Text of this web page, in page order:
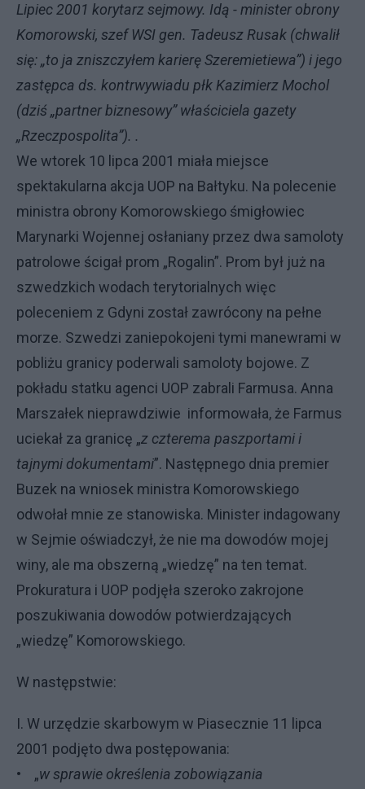
Lipiec 2001 korytarz sejmowy. Idą - minister obrony
Komorowski, szef WSI gen. Tadeusz Rusak (chwalił
się: „to ja zniszczyłem karierę Szeremietiewa”) i jego
zastępca ds. kontrwywiadu płk Kazimierz Mochol
(dziś „partner biznesowy” właściciela gazety
„Rzeczpospolita”). .
We wtorek 10 lipca 2001 miała miejsce
spektakularna akcja UOP na Bałtyku. Na polecenie
ministra obrony Komorowskiego śmigłowiec
Marynarki Wojennej osłaniany przez dwa samoloty
patrolowe ścigał prom „Rogalin”. Prom był już na
szwedzkich wodach terytorialnych więc
poleceniem z Gdyni został zawrócony na pełne
morze. Szwedzi zaniepokojeni tymi manewrami w
pobliżu granicy poderwali samoloty bojowe. Z
pokładu statku agenci UOP zabrali Farmusa. Anna
Marszałek nieprawdziwie informowała, że Farmus
uciekał za granicę „z czterema paszportami i
tajnymi dokumentami”. Następnego dnia premier
Buzek na wniosek ministra Komorowskiego
odwołał mnie ze stanowiska. Minister indagowany
w Sejmie oświadczył, że nie ma dowodów mojej
winy, ale ma obszerną „wiedzę” na ten temat.
Prokuratura i UOP podjęła szeroko zakrojone
poszukiwania dowodów potwierdzających
„wiedzę” Komorowskiego.
W następstwie:
I. W urzędzie skarbowym w Piasecznie 11 lipca
2001 podjęto dwa postępowania:
• „w sprawie określenia zobowiązania